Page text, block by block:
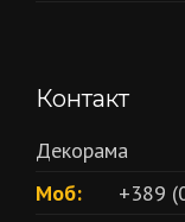
Контакт
Декорама
Моб:
+389